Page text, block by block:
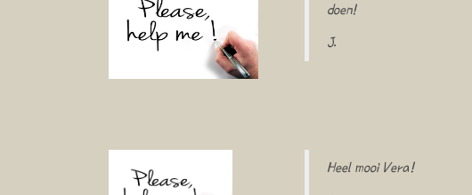
doen!
J.
Heel mooi Vera!